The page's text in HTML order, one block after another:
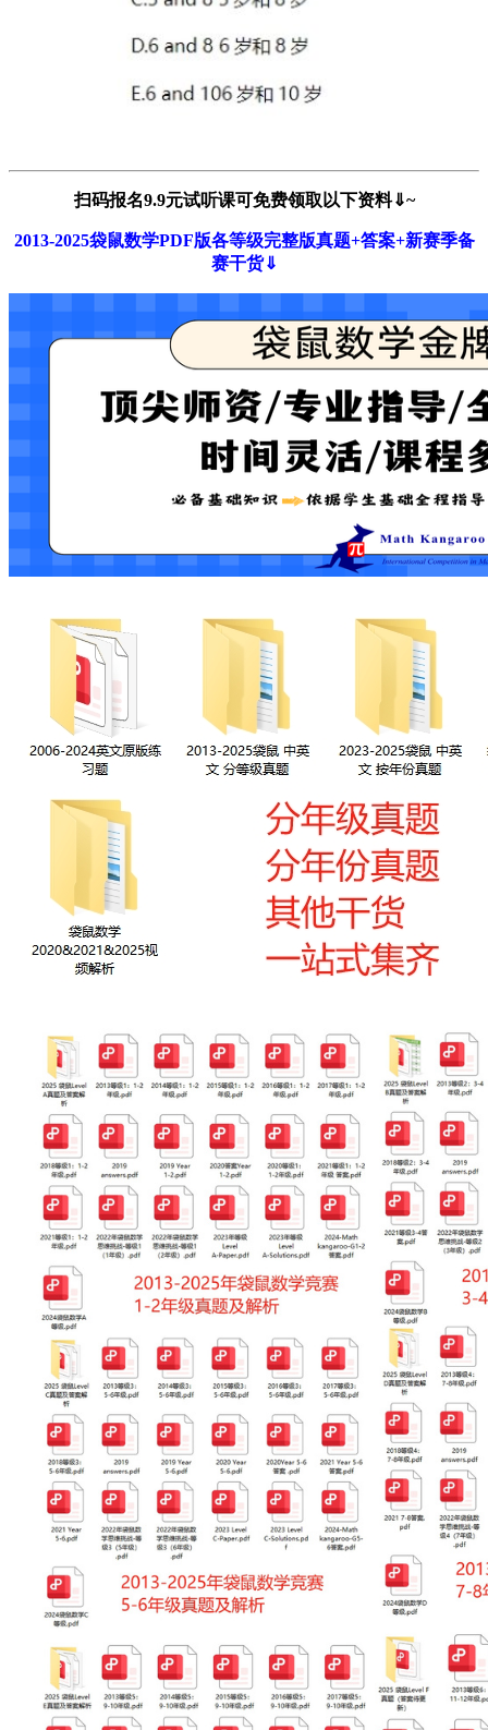
扫码报名9.9元试听课可免费领取以下资料⇓~
2013-2025袋鼠数学PDF版各等级完整版真题+答案+新赛季备
赛干货⇓